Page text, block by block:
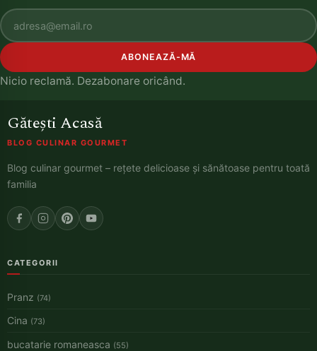
ABONEAZĂ-MĂ
Nicio reclamă. Dezabonare oricând.
Gătești Acasă
BLOG CULINAR GOURMET
Blog culinar gourmet – rețete delicioase și sănătoase pentru toată
familia
CATEGORII
Pranz (74)
Cina (73)
bucatarie romaneasca (55)